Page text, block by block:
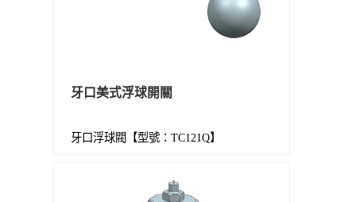
牙口美式浮球開關
牙口浮球閥【型號：TC121Q】